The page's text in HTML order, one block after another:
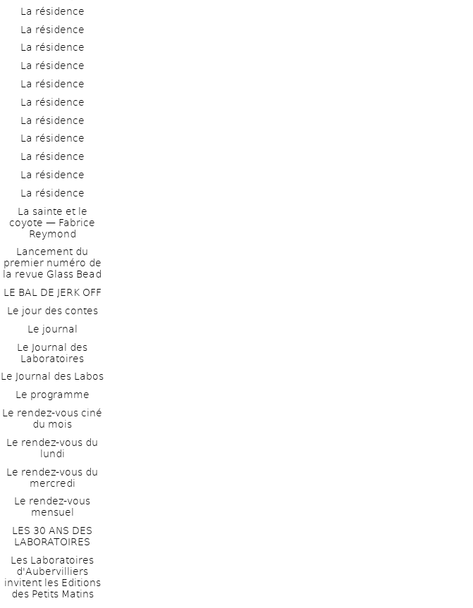
La résidence
La résidence
La résidence
La résidence
La résidence
La résidence
La résidence
La résidence
La résidence
La résidence
La résidence
La sainte et le
coyote — Fabrice
Reymond
Lancement du
premier numéro de
la revue Glass Bead
LE BAL DE JERK OFF
Le jour des contes
Le journal
Le Journal des
Laboratoires
Le Journal des Labos
Le programme
Le rendez-vous ciné
du mois
Le rendez-vous du
lundi
Le rendez-vous du
mercredi
Le rendez-vous
mensuel
LES 30 ANS DES
LABORATOIRES
Les Laboratoires
d'Aubervilliers
invitent les Editions
des Petits Matins